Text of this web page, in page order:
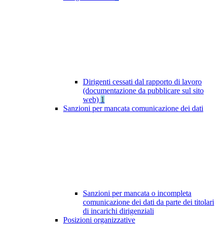
Dirigenti cessati dal rapporto di lavoro
(documentazione da pubblicare sul sito
web) 1
Sanzioni per mancata comunicazione dei dati
Sanzioni per mancata o incompleta
comunicazione dei dati da parte dei titolari
di incarichi dirigenziali
Posizioni organizzative